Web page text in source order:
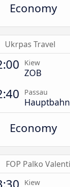
Economy
Ukrpas Travel
Kiew
ZOB
Passau
Economy
FOP Palko
Kiew